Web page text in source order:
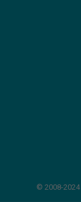
© 2008-2024